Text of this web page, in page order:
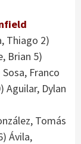
Thiago 2)
Brian 5)
Franco
Aguilar, Dylan
Tomás
Ávila,